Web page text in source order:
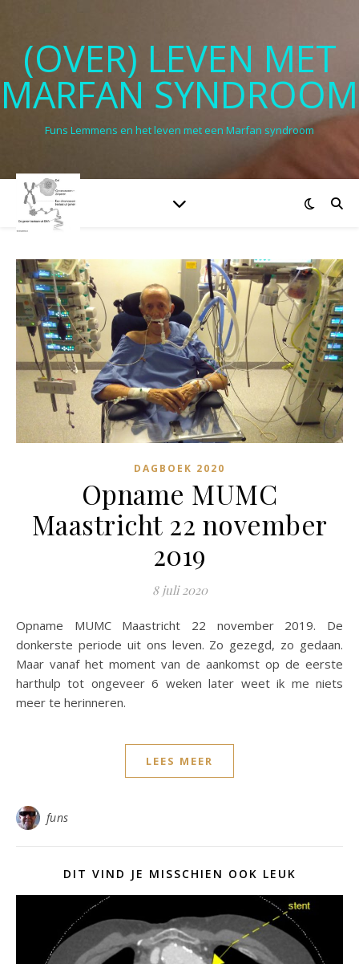
(OVER) LEVEN MET
MARFAN SYNDROOM
Funs Lemmens en het leven met een Marfan syndroom
DAGBOEK 2020
Opname MUMC
Maastricht 22 november
2019
8 juli 2020
Opname MUMC Maastricht 22 november 2019. De
donkerste periode uit ons leven. Zo gezegd, zo gedaan.
Maar vanaf het moment van de aankomst op de eerste
harthulp tot ongeveer 6 weken later weet ik me niets
meer te herinneren.
LEES MEER
funs
DIT VIND JE MISSCHIEN OOK LEUK